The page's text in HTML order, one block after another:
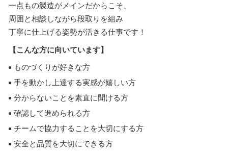
一点もの製造がメインだからこそ、
周囲と相談しながら段取りを組み
丁寧に仕上げる姿勢が活きる仕事です！
【こんな方に向いています】
ものづくりが好きな方
手を動かし上達する実感が嬉しい方
分からないことを素直に聞ける方
確認して進められる方
チームで協力することを大切にする方
安全と品質を大切にできる方